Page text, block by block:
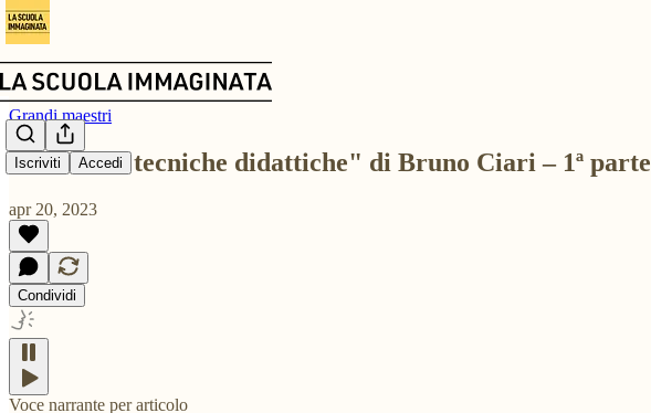
Iscriviti Accedi
Grandi maestri
"Le nuove tecniche didattiche" di Bruno Ciari – 1ª parte
apr 20, 2023
Condividi
Voce narrante per articolo